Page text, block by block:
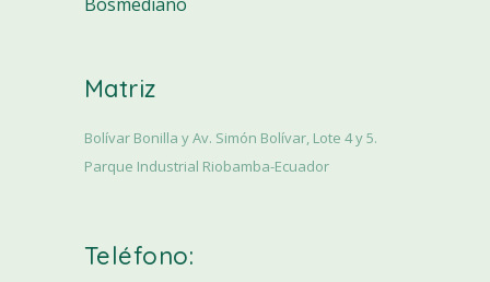
Matriz
Bolívar Bonilla y Av. Simón Bolívar, Lote 4 y 5.
Parque Industrial Riobamba-Ecuador
Teléfono: